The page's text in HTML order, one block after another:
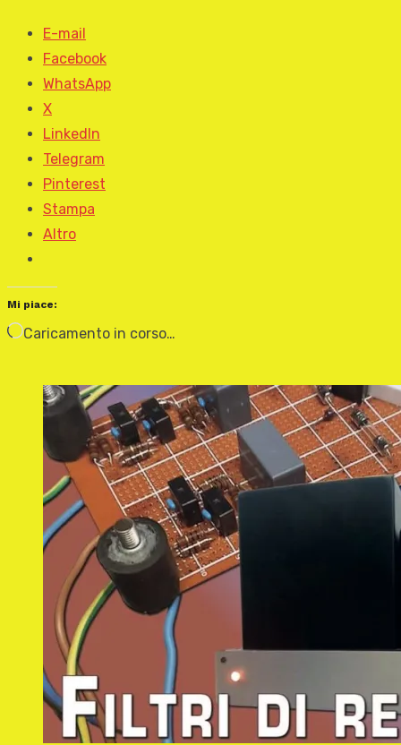
E-mail
Facebook
WhatsApp
X
LinkedIn
Telegram
Pinterest
Stampa
Altro
Mi piace:
Caricamento in corso…